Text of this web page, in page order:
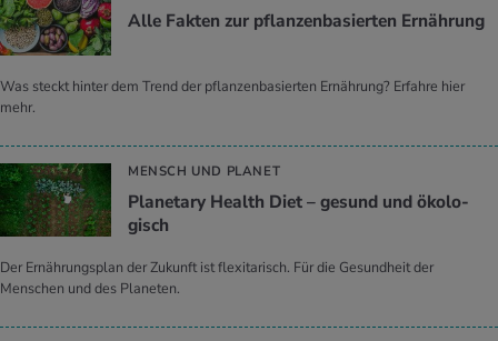
Alle Fak­ten zur pflan­zen­ba­sier­ten Er­näh­rung
Was steckt hinter dem Trend der pflanzenbasierten Ernährung? Erfahre hier
mehr.
MENSCH UND PLANET
Pla­ne­ta­ry Health Diet – ge­sund und öko­lo­
gisch
Der Ernährungsplan der Zukunft ist flexitarisch. Für die Gesundheit der
Menschen und des Planeten.